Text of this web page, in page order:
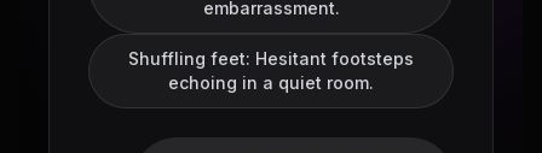
embarrassment.
Shuffling feet: Hesitant footsteps
echoing in a quiet room.